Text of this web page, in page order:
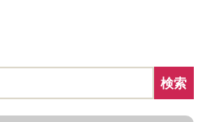
検索